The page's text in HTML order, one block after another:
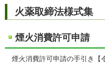
火薬取締法様式集
煙火消費許可申請
煙火消費許可申請の手引き【